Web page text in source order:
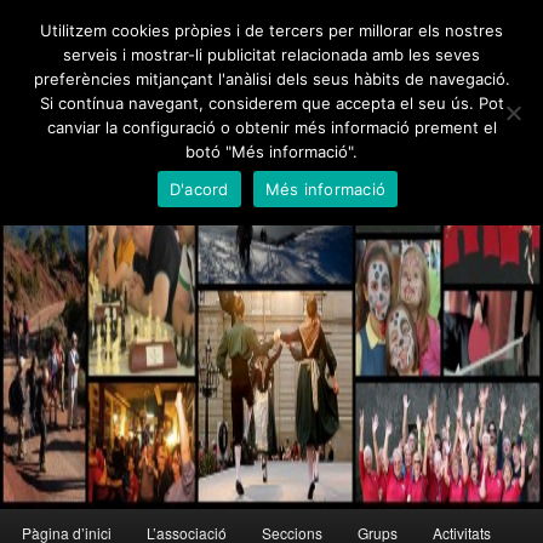
contentFoment Martinenc
Creu de Sant Jordi 1995, Medalla d'Honor de Barcelona 2012
Pàgina d’inici L’associació Seccions Grups Activitats
Utilitzem cookies pròpies i de tercers per millorar els nostres
serveis i mostrar-li publicitat relacionada amb les seves
preferències mitjançant l'anàlisi dels seus hàbits de navegació.
Si contínua navegant, considerem que accepta el seu ús. Pot
canviar la configuració o obtenir més informació prement el
botó "Més informació".
D'acord
Més informació